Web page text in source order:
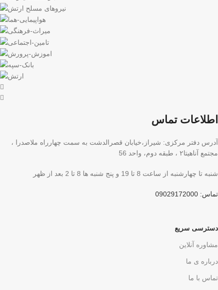
اطلاعات تماس
آدرس دفتر مرکزی: شیراز،خیابان قصرالدشت به سمت چهارراه ملاصدرا ،
مجتمع آناهیتا۲ ، طبقه دوم، واحد 56
شنبه تا چهارشنبه از ساعت 8 تا 19 و پنج شنبه ها 8 تا 2 بعد از ظهر
تماس: 09029172000
دسترسی سریع
مشاوره آنلاین
درباره ی ما
تماس با ما